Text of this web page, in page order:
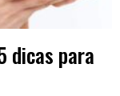
dicas para